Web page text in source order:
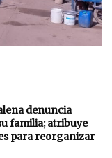
denuncia
familia; atribuye
para reorganizar